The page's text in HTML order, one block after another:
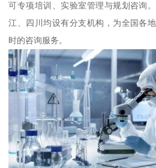
可专项培训、实验室管理与规划咨询
江、四川均设有分支机构，为全国各
时的咨询服务。